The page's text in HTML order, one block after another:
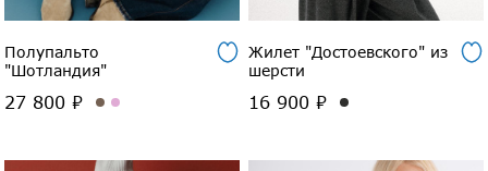
Полупальто
"Шотландия"
27 800 ₽
Жилет "Достоевского" из
шерсти
16 900 ₽